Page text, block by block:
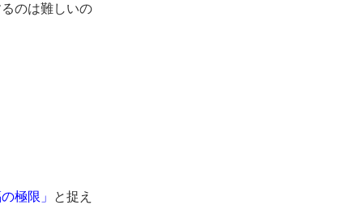
のは難しいの
極限」
と捉え